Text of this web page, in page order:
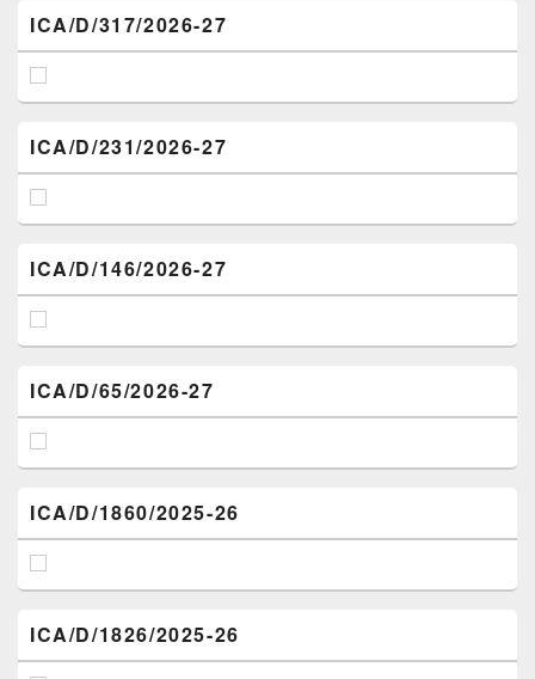
ICA/D/317/2026-27
ICA/D/231/2026-27
ICA/D/146/2026-27
ICA/D/65/2026-27
ICA/D/1860/2025-26
ICA/D/1826/2025-26